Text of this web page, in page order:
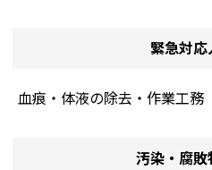
緊急対
血痕・体液の除去・作業工務
汚染・腐